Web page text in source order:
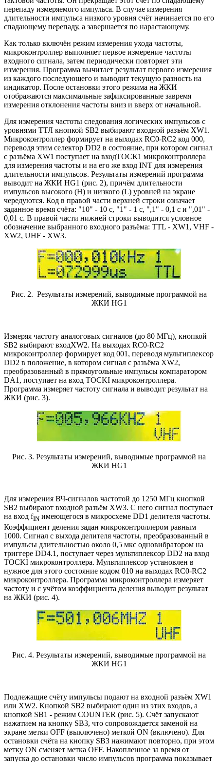
перепаду измеряемого импульса. В случае измерения
длительности импульса низкого уровня счёт начинается по его
спадающему перепаду, а завершается по нарастающему.
Как только включён режим измерения ухода частоты,
микроконтроллер выполняет первое измерение частоты
входного сигнала, затем периодически повторяет эти
измерения. Программа вычитает результат первого измерения
из каждого последующего и выводит текущую разность на
индикатор. После остановки этого режима на ЖКИ
отображаются максимальные зафиксированные завремя
измерения отклонения частоты вниз и вверх от начальной.
Для измерения частоты следования логических импульсов с
уровнями ТТЛ кнопкой SB2 выбирают входной разъём XW1.
Микроконтроллер формирует на выходах RC0-RC2 код 000,
переводя этим селектор DD2 в состояние, при котором сигнал
с разъёма XW1 поступает на входТОСК1 микроконтроллера
для измерения частоты и на его же вход INT для измерения
длительности импульсов. Результаты измерений программа
выводит на ЖКИ HG1 (рис. 2), причём длительности
импульсов высокого (H) и низкого (L) уровней на экране
чередуются. Код в правой части верхней строки означает
заданное время счёта: "10" - 10 с, "1" - 1 с, ",1" - 0,1 с и ",01" -
0,01 с. В правой части нижней строки выводится условное
обозначение выбранного входного разъёма: TTL - XW1, VHF -
XW2, UHF - XW3.
Рис. 2. Результаты измерений, выводимые программой на
ЖКИ HG1
Измеряя частоту аналоговых сигналов (до 80 МГц), кнопкой
SB2 выбирают входXW2. На выходах RC0-RC2
микроконтроллер формирует код 001, переводя мультиплексор
DD2 в положение, в котором сигнал с разъёма XW2,
преобразованный в прямоугольные импульсы компаратором
DA1, поступает на вход TOCKI микроконтроллера.
Программа измеряет частоту сигнала и выводит результат на
ЖКИ (рис. 3).
Рис. 3. Результаты измерений, выводимые программой на
ЖКИ HG1
Для измерения ВЧ-сигналов частотой до 1250 МГц кнопкой
SB2 выбирают входной разъём XW3. С него сигнал поступает
на вход fIN имеющегося в микросхеме DD1 делителя частоты.
Коэффициент деления задан микроконтроллером равным
1000. Сигнал с выхода делителя частоты, преобразованный в
импульсы длительностью около 0,5 мкс одновибратором на
триггере DD4.1, поступает через мультиплексор DD2 на вход
TOCKI микроконтроллера. Мультиплексор установлен в
нужное для этого состояние кодом 010 на выходах RC0-RC2
микроконтроллера. Программа микроконтроллера измеряет
частоту и с учётом коэффициента деления выводит результат
на ЖКИ (рис. 4).
Рис. 4. Результаты измерений, выводимые программой на
ЖКИ HG1
Подлежащие счёту импульсы подают на входной разъём XW1
или XW2. Кнопкой SB2 выбирают один из этих входов, а
кнопкой SB1 - режим COUNTER (рис. 5). Счёт запускают
нажатием на кнопку SB3, что сопровождается заменой на
экране метки OFF (выключено) меткой ON (включено). Для
остановки счёта на кнопку SB3 нажимают повторно, при этом
метку ON сменяет метка OFF. Накопленное за время от
запуска до остановки число импульсов программа показывает